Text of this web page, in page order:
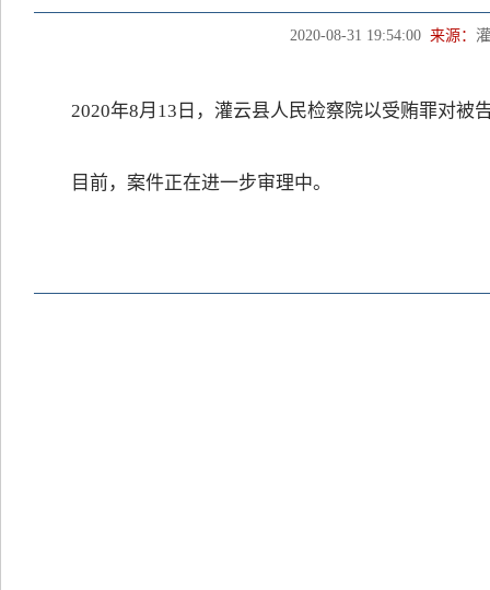
2020-08-31 19:54:00 来源：
2020年8月13日，灌云县人民检察院以受贿罪对
目前，案件正在进一步审理中。